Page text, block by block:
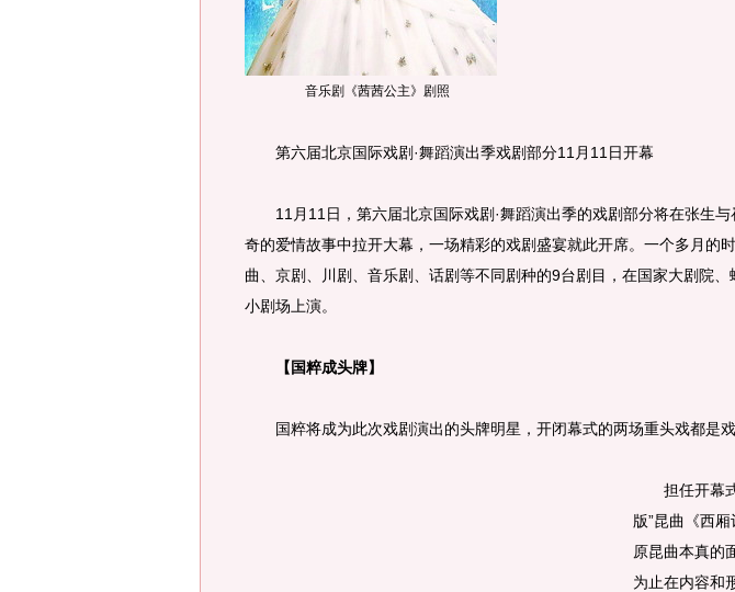
音乐剧《茜茜公主》剧照
第六届北京国际戏剧·舞蹈演出季戏剧部分11月11日开幕
11月11日，第六届北京国际戏剧·舞蹈演出季的戏剧部分将在张生与
奇的爱情故事中拉开大幕，一场精彩的戏剧盛宴就此开席。一个多月的
曲、京剧、川剧、音乐剧、话剧等不同剧种的9台剧目，在国家大剧院、
小剧场上演。
【国粹成头牌】
国粹将成为此次戏剧演出的头牌明星，开闭幕式的两场重头戏都是戏
担任开幕式
版”昆曲《西
原昆曲本真的
为止在内容和